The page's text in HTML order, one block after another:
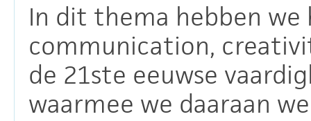
In dit thema hebben
communication,
de 21ste eeuwse
waarmee we daaraan